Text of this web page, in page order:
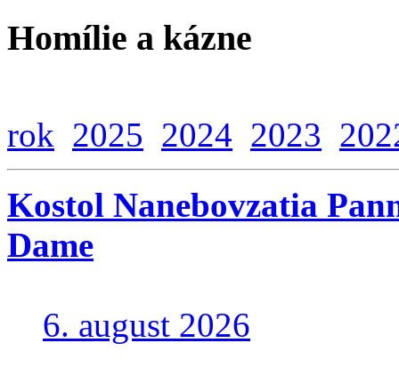
Homílie a kázne
rok 2025 2024 2023
Kostol Nanebovzatia
Dame
6. august 2026